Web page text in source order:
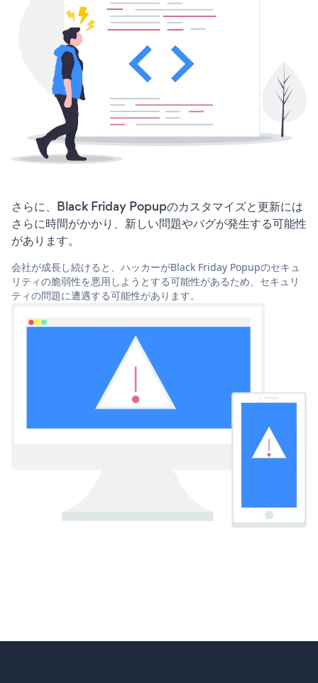
さらに、Black Friday Popupのカスタマイズと更新には
さらに時間がかかり、新しい問題やバグが発生する可能性
があります。
会社が成長し続けると、ハッカーがBlack Friday Popupのセキュ
リティの脆弱性を悪用しようとする可能性があるため、セキュリ
ティの問題に遭遇する可能性があります。